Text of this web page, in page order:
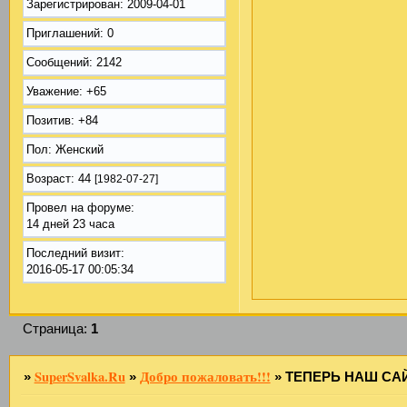
Зарегистрирован: 2009-04-01
Приглашений: 0
Сообщений: 2142
Уважение: +65
Позитив: +84
Пол: Женский
Возраст: 44[1982-07-27]
Провел на форуме:
14 дней 23 часа
Последний визит:
2016-05-17 00:05:34
Страница: 1
» SuperSvalka.Ru » Добро пожаловать!!! » ТЕПЕРЬ НАШ